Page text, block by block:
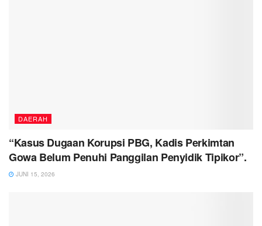
DAERAH
“Kasus Dugaan Korupsi PBG, Kadis Perkimtan
Gowa Belum Penuhi Panggilan Penyidik Tipikor”.
JUNI 15, 2026